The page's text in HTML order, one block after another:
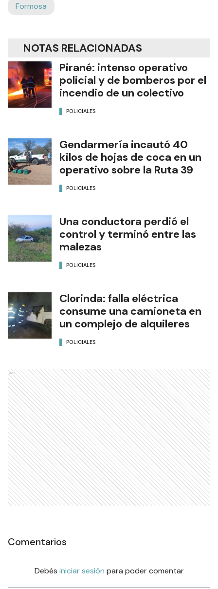
Formosa
NOTAS RELACIONADAS
Pirané: intenso operativo
policial y de bomberos por el
incendio de un colectivo
POLICIALES
Gendarmería incautó 40
kilos de hojas de coca en un
operativo sobre la Ruta 39
POLICIALES
Una conductora perdió el
control y terminó entre las
malezas
POLICIALES
Clorinda: falla eléctrica
consume una camioneta en
un complejo de alquileres
POLICIALES
Ads
Comentarios
Debés iniciar sesión para poder comentar